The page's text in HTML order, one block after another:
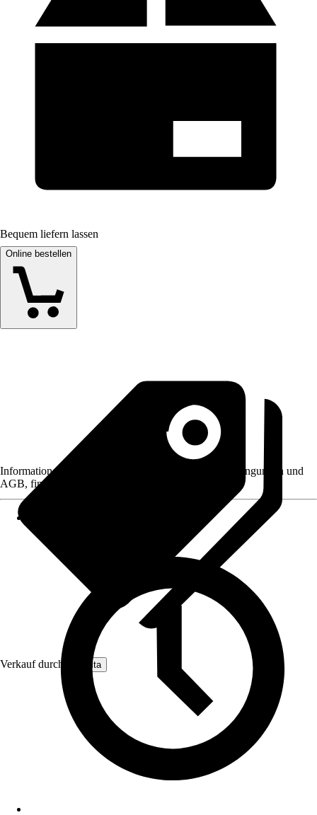
Bequem liefern lassen
Online bestellen
Verkauf durch: Nomita
Informationen des Verkäufers, wie z. B. Rückgabebedingungen und
AGB, finden Sie bei Klick auf den Verkäufernamen.